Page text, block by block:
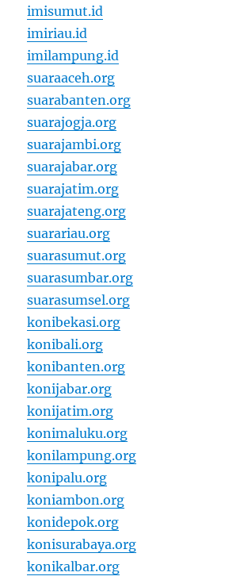
imisumut.id
imiriau.id
imilampung.id
suaraaceh.org
suarabanten.org
suarajogja.org
suarajambi.org
suarajabar.org
suarajatim.org
suarajateng.org
suarariau.org
suarasumut.org
suarasumbar.org
suarasumsel.org
konibekasi.org
konibali.org
konibanten.org
konijabar.org
konijatim.org
konimaluku.org
konilampung.org
konipalu.org
koniambon.org
konidepok.org
konisurabaya.org
konikalbar.org